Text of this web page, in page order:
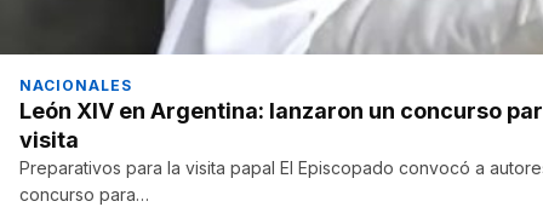
NACIONALES
León XIV en Argentina: lanzaron un concurso
visita
Preparativos para la visita papal El Episcopado convocó a
concurso para…